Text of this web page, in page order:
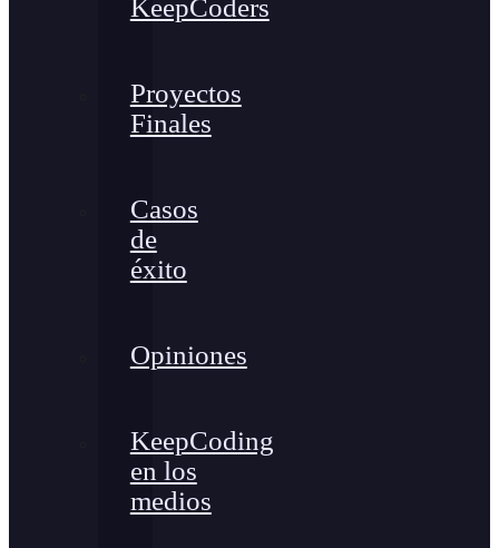
KeepCoders
Proyectos
Finales
Casos
de
éxito
Opiniones
KeepCoding
en los
medios